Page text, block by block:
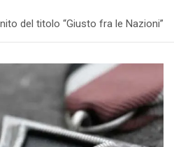
del titolo “Giusto fra le Nazioni”